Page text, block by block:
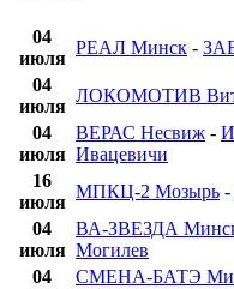
04
июля
РЕАЛ Минск -
04
июля
ЛОКОМОТИВ
04
июля
ВЕРАС Несвиж -
Ивацевичи
16
июля
МПКЦ-2 Мозырь -
04
июля
ВА-ЗВЕЗДА
Могилев
04
СМЕНА-БАТЭ